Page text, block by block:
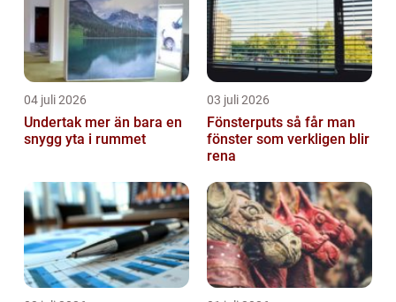
04 juli 2026
Undertak mer än bara en
snygg yta i rummet
03 juli 2026
Fönsterputs så får man
fönster som verkligen blir
rena